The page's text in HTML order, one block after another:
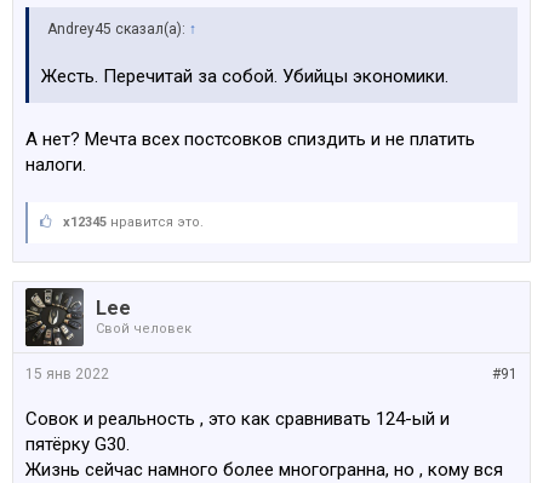
Andrey45 сказал(а): ↑
Жесть. Перечитай за собой. Убийцы экономики.
А нет? Мечта всех постсовков спиздить и не платить
налоги.
x12345 нравится это.
Lee
Свой человек
#91
15 янв 2022
Совок и реальность , это как сравнивать 124-ый и
пятёрку G30.
Жизнь сейчас намного более многогранна, но , кому вся